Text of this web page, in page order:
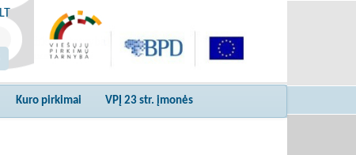
LT
Kuro pirkimai VPĮ 23 str. įmonės